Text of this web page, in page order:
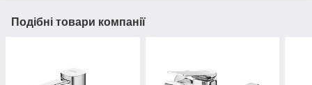
Подібні товари компанії